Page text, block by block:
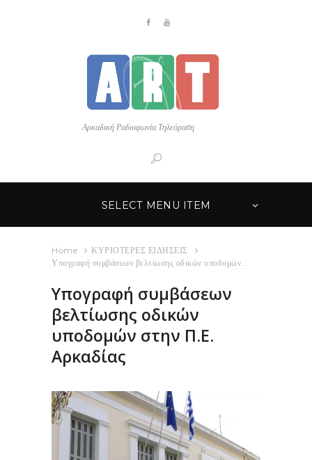
Αρκαδική Ραδιοφωνία Τηλεόραση
SELECT MENU ITEM
Home
ΚΥΡΙΟΤΕΡΕΣ ΕΙΔΗΣΕΙΣ
Υπογραφή συμβάσεων βελτίωσης οδικών υποδομών...
Υπογραφή συμβάσεων
βελτίωσης οδικών
υποδομών στην Π.Ε.
Αρκαδίας